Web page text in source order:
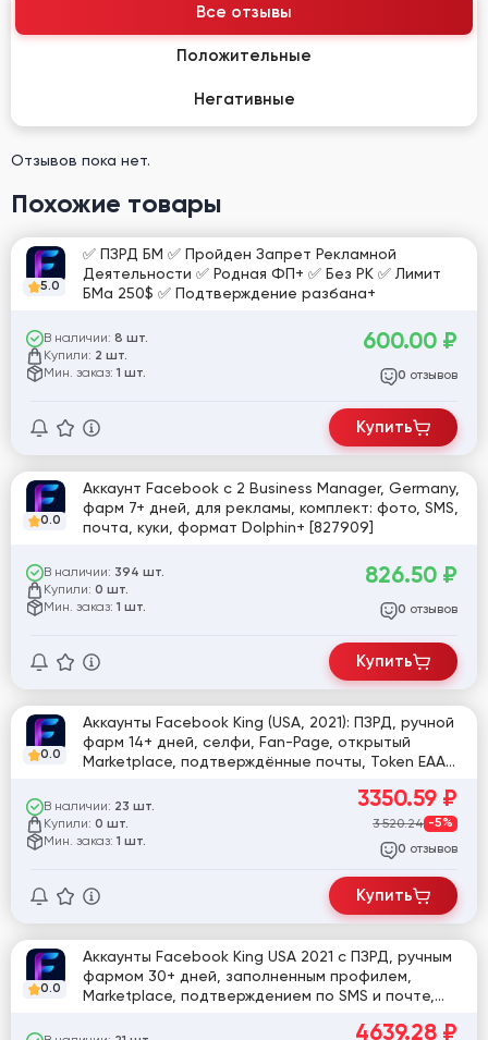
Все отзывы
Положительные
Негативные
Отзывов пока нет.
Похожие товары
5.0
✅ ПЗРД БМ ✅ Пройден Запрет Рекламной
Деятельности ✅ Родная ФП+ ✅ Без РК ✅ Лимит
БМа 250$ ✅ Подтверждение разбана+
В наличии: 8 шт.
Купили: 2 шт.
Мин. заказ: 1 шт.
600.00 ₽
0 отзывов
Купить
0.0
Аккаунт Facebook с 2 Business Manager, Germany,
фарм 7+ дней, для рекламы, комплект: фото, SMS,
почта, куки, формат Dolphin+ [827909]
В наличии: 394 шт.
Купили: 0 шт.
Мин. заказ: 1 шт.
826.50 ₽
0 отзывов
Купить
0.0
Аккаунты Facebook King (USA, 2021): ПЗРД, ручной
фарм 14+ дней, селфи, Fan-Page, открытый
Marketplace, подтверждённые почты, Token EAAB,
(аватар, обложка), 20+ друзей, регистрация USA
IP
В наличии: 23 шт.
Купили: 0 шт.
Мин. заказ: 1 шт.
3350.59 ₽
3 520.24 -5%
0 отзывов
Купить
0.0
Аккаунты Facebook King USA 2021 с ПЗРД, ручным
фармом 30+ дней, заполненным профилем,
Marketplace, подтверждением по SMS и почте,
друзей, регистрация USA IP
4639.28 ₽